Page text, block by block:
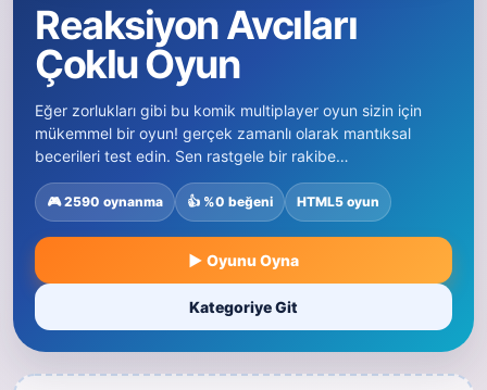
Reaksiyon Avcıları
Çoklu Oyun
Eğer zorlukları gibi bu komik multiplayer oyun sizin için
mükemmel bir oyun! gerçek zamanlı olarak mantıksal
becerileri test edin. Sen rastgele bir rakibe…
🎮 2590 oynanma 👍 %0 beğeni HTML5 oyun
▶ Oyunu Oyna
Kategoriye Git